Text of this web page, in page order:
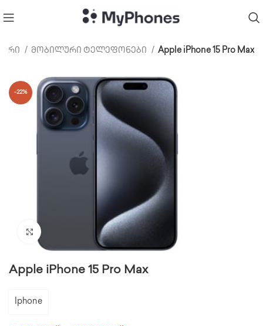
მობილური ტელეფონები Apple iPhone 15 Pro Max
-22%
Apple iPhone 15 Pro Max
Iphone